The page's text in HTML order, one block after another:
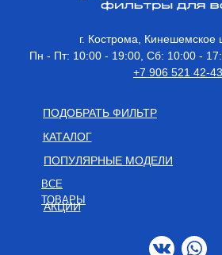
г. Кострома, Кинешемское
Пн - Пт: 10:00 - 19:00, Сб: 10:00 -
+7 906 521 42-43
КАТАЛОГ
АКЦИИ
ПОПУЛЯРНЫЕ МОДЕЛИ
ВСЕ
ТОВАРЫ
ПОДОБРАТЬ ФИЛЬТР